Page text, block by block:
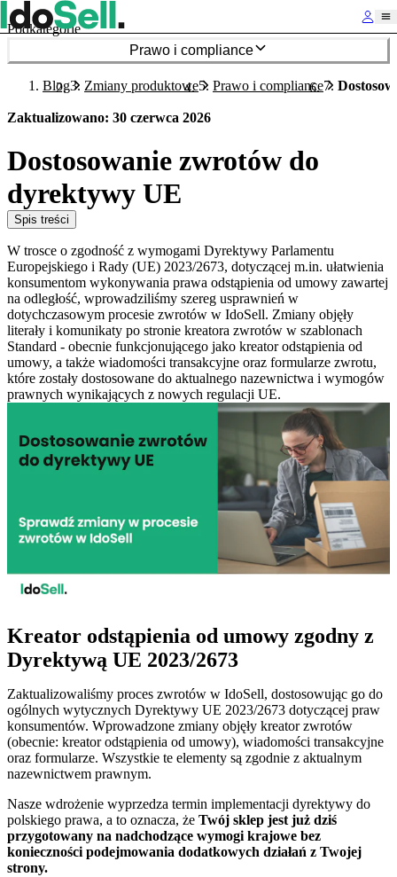
Podkategorie
Prawo i compliance
Blog Zmiany produktowe Prawo i compliance
Zaktualizowano: 30 czerwca 2026
Dostosowanie zwrotów do
dyrektywy UE
Spis treści
W trosce o zgodność z wymogami Dyrektywy Parlamentu
Europejskiego i Rady (UE) 2023/2673, dotyczącej m.in. ułatwienia
konsumentom wykonywania prawa odstąpienia od umowy zawartej
na odległość, wprowadziliśmy szereg usprawnień w
dotychczasowym procesie zwrotów w IdoSell. Zmiany objęły
literały i komunikaty po stronie kreatora zwrotów w szablonach
Standard - obecnie funkcjonującego jako kreator odstąpienia od
umowy, a także wiadomości transakcyjne oraz formularze zwrotu,
które zostały dostosowane do aktualnego nazewnictwa i wymogów
prawnych wynikających z nowych regulacji UE.
Kreator odstąpienia od umowy zgodny z
Dyrektywą UE 2023/2673
Zaktualizowaliśmy proces zwrotów w IdoSell, dostosowując go do
ogólnych wytycznych Dyrektywy UE 2023/2673 dotyczącej praw
konsumentów. Wprowadzone zmiany objęły kreator zwrotów
(obecnie: kreator odstąpienia od umowy), wiadomości transakcyjne
oraz formularze. Wszystkie te elementy są zgodnie z aktualnym
nazewnictwem prawnym.
Nasze wdrożenie wyprzedza termin implementacji dyrektywy do
polskiego prawa, a to oznacza, że Twój sklep jest już dziś
przygotowany na nadchodzące wymogi krajowe bez
konieczności podejmowania dodatkowych działań z Twojej
strony.